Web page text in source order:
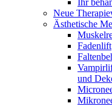
Ihr
Neue
Ästhetische
Fadenlift
und